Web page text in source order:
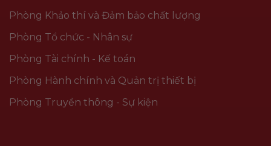
Phòng Khảo thí và Đảm bảo chất lượng
Phòng Tổ chức - Nhân sự
Phòng Tài chính - Kế toán
Phòng Hành chính và Quản trị thiết bị
Phòng Truyền thông - Sự kiện